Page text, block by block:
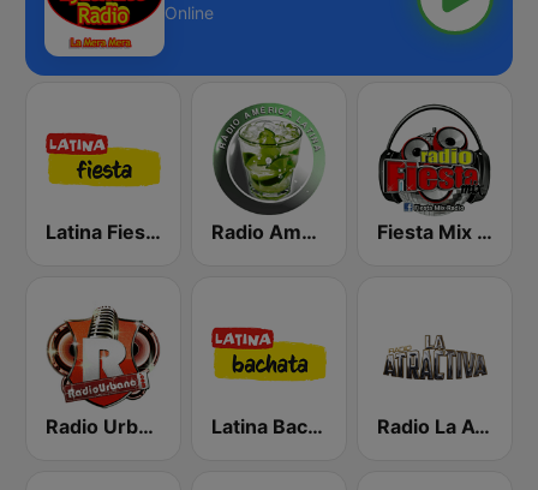
Online
Latina Fiesta Radio America Latina Fiesta Mix Radio
Radio Urbano Latina Bachata Radio La Atractiva